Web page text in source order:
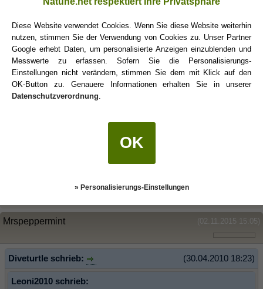
wird nie langweilig. Wir reisen sehr viel, essen gerne, trinken gerne
und er gibt mir die Aufmerksamkeit, die ich als Löwin brauche
;-).Wir sind beide keine Kletten, sind gerne unabhängig.
Er und ich wollen immer was neues Entdecken, auf dem Sofa
liegen und Fernsehen gibt es äussert selten.
Und das Wichtigste ist - ich kann mit ihm stundenlang einfach nur
Reden.
keine Depressionen bekommt?
(02.11.2015 15:05)
Mrspeppermint
(30.04.2010 18:23)
Diveturtle schrieb:
Leoni2010 schrieb:
Diese Website verwendet Cookies. Wenn Sie diese Website weiterhin
nutzen, stimmen Sie der Verwendung von Cookies zu. Unser Partner
Google erhebt Daten, um personalisierte Anzeigen einzublenden und
Messwerte zu erfassen. Sofern Sie die Personalisierungs-
Einstellungen nicht verändern, stimmen Sie dem mit Klick auf den
OK-Button zu. Genauere Informationen erhalten Sie in unserer
Datenschutzverordnung.
OK
» Personalisierungs-Einstellungen